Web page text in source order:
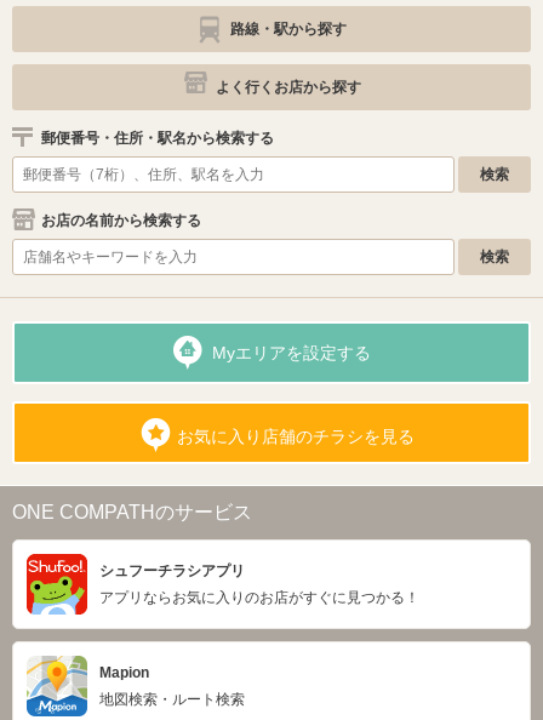
路線・駅から探す
よく行くお店から探す
郵便番号・住所・駅名から検索する
お店の名前から検索する
Myエリアを設定する
お気に入り店舗のチラシを見る
ONE COMPATHのサービス
シュフーチラシアプリ
アプリならお気に入りのお店がすぐに見つかる！
Mapion
地図検索・ルート検索